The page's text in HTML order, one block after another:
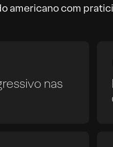
com
nas